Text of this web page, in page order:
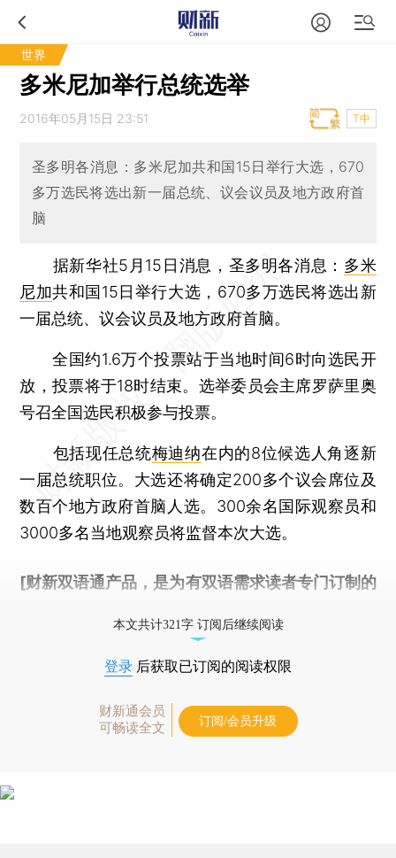
世界
多米尼加举行总统选举
2016年05月15日 23:51 T中
圣多明各消息：多米尼加共和国15日举行大选，670
多万选民将选出新一届总统、议会议员及地方政府首
脑
据新华社5月15日消息，圣多明各消息： 多米
尼加共和国15日举行大选，670多万选民将选出新
一届总统、议会议员及地方政府首脑。
全国约1.6万个投票站于当地时间6时向选民开
放，投票将于18时结束。选举委员会主席罗萨里奥
号召全国选民积极参与投票。
包括现任总统梅迪纳在内的8位候选人角逐新
一届总统职位。大选还将确定200多个议会席位及
数百个地方政府首脑人选。300余名国际观察员和
3000多名当地观察员将监督本次大选。
[财新双语通产品，是为有双语需求读者专门订制的
本文共计321字 订阅后继续阅读
登录 后获取已订阅的阅读权限
财新通会员
可畅读全文
订阅/会员升级